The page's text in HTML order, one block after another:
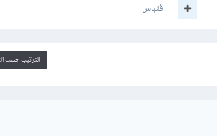
اقتباس
الترتيب حسب